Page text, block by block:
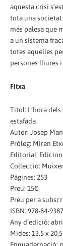
aquesta crisi
tota una societat
més palesa que
a un sistema
totes aquelles
persones lliures
Fitxa
Titol: L’hora
estafada
Autor: Josep
Pròleg: Miren
Editorial:
Col·lecció:
Pàgines: 253
Preu: 15€
Preu per a
ISBN: 978-84-
Any d’edició:
Mides: 13,5 x
Enquadernació: